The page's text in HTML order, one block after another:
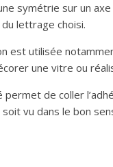
symétrie sur un
lettrage choisi.
est utilisée
une vitre ou
permet de coller
soit vu dans le bon